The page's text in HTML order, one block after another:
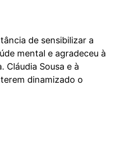
de sensibilizar a
mental e agradeceu à
Cláudia Sousa e à
dinamizado o